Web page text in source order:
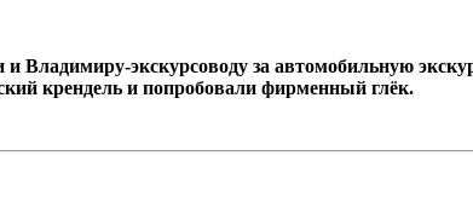
экскурсоводу за автомобильную
крендель и попробовали фирменный глёк.